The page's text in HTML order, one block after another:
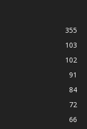
355
103
102
91
84
72
66